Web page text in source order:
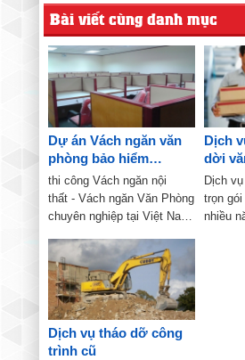
Bài viết cùng danh mục
Dự án Vách ngăn văn
phòng bảo hiểm
Manulife
thi công Vách ngăn nội
thất - Vách ngăn Văn Phòng
chuyên nghiệp tại Việt Nam,
Dịch
dời
Dịch
trọn
nhiều
Dịch vụ tháo dỡ công
trình cũ